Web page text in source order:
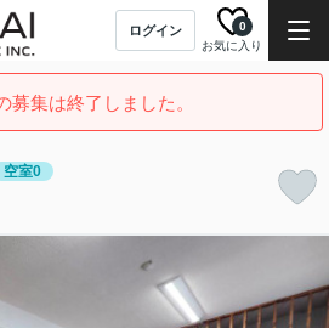
ログイン
お気に入り
0
募集は終了しました。
空室0